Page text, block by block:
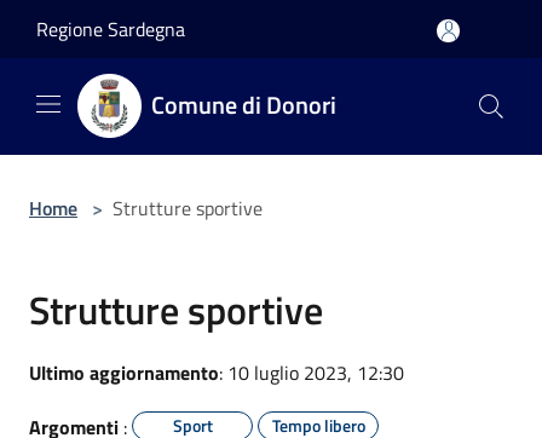
Regione Sardegna
Comune di Donori
Home > Strutture sportive
Strutture sportive
Ultimo aggiornamento: 10 luglio 2023, 12:30
Argomenti : Sport Tempo libero